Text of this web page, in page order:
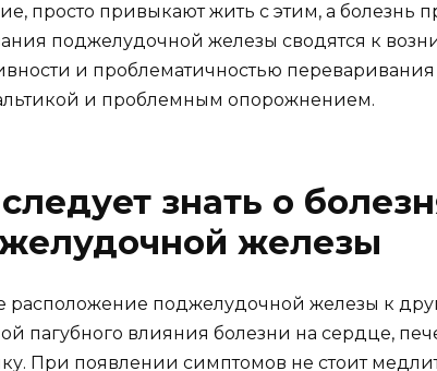
просто привыкают жить с этим, а болезнь
поджелудочной железы сводятся к
и проблематичностью
и проблемным опорожнением.
знать о
железы
расположение поджелудочной железы к
пагубного влияния болезни на сердце,
При появлении симптомов не стоит